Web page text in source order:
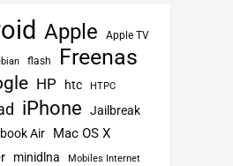
Apple
Apple TV
flash Freenas
HP htc HTPC
iPhone Jailbreak
Air Mac OS X
minidlna Mobiles Internet